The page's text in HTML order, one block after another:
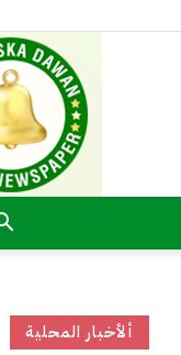
ألأخبار المحلية